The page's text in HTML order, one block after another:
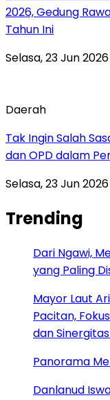
2026, Gedung
Tahun Ini
Selasa, 23 Jun
Daerah
Tak Ingin Salah
dan OPD dalam
Selasa, 23 Jun
Trending
Dari Ngawi,
yang Paling
Mayor Laut
Pacitan,
dan
Panorama
Danlanud